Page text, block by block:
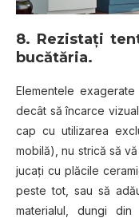
8. Rezistaţi
bucătăria.
Elementele
decât să încarce
cap cu utilizarea
mobilă), nu strică să
jucaţi cu plăcile
peste tot, sau să
materialul, dungi